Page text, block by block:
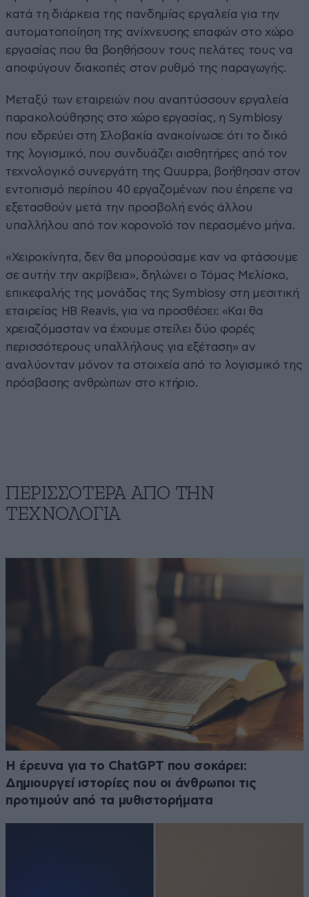
κατά τη διάρκεια της πανδημίας εργαλεία για την
αυτοματοποίηση της ανίχνευσης επαφών στο χώρο
εργασίας που θα βοηθήσουν τους πελάτες τους να
αποφύγουν διακοπές στον ρυθμό της παραγωγής.
Μεταξύ των εταιρειών που αναπτύσσουν εργαλεία
παρακολούθησης στο χώρο εργασίας, η Symbiosy
που εδρεύει στη Σλοβακία ανακοίνωσε ότι το δικό
της λογισμικό, που συνδυάζει αισθητήρες από τον
τεχνολογικό συνεργάτη της Quuppa, βοήθησαν στον
εντοπισμό περίπου 40 εργαζομένων που έπρεπε να
εξετασθούν μετά την προσβολή ενός άλλου
υπαλλήλου από τον κορονοϊό τον περασμένο μήνα.
«Χειροκίνητα, δεν θα μπορούσαμε καν να φτάσουμε
σε αυτήν την ακρίβεια», δηλώνει ο Τόμας Μελίσκο,
επικεφαλής της μονάδας της Symbiosy στη μεσιτική
εταιρείας HB Reavis, για να προσθέσει: «Και θα
χρειαζόμασταν να έχουμε στείλει δύο φορές
περισσότερους υπαλλήλους για εξέταση» αν
αναλύονταν μόνον τα στοιχεία από το λογισμικό της
πρόσβασης ανθρώπων στο κτήριο.
ΠΕΡΙΣΣΟΤΕΡΑ ΑΠΟ ΤΗΝ
ΤΕΧΝΟΛΟΓΙΑ
H έρευνα για το ChatGPT που σοκάρει:
Δημιουργεί ιστορίες που οι άνθρωποι τις
προτιμούν από τα μυθιστορήματα